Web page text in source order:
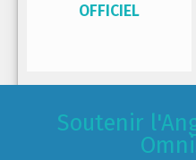
OFFICIEL
Soutenir